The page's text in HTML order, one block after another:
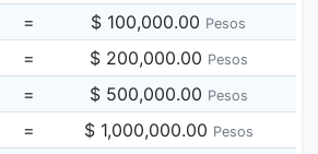
= $ 100,000.00 Pesos
= $ 200,000.00 Pesos
= $ 500,000.00 Pesos
= $ 1,000,000.00 Pesos